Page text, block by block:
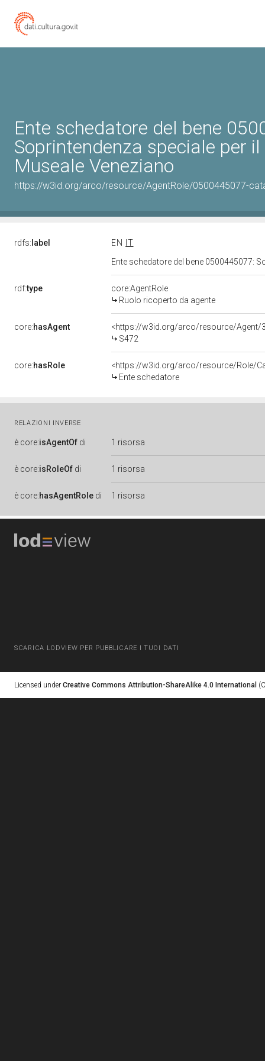
Ente schedatore del bene
Soprintendenza speciale per il
Museale Veneziano
https://w3id.org/arco/resource/AgentRole/0500445077-
rdfs: label EN
IT
Ente schedatore del bene 0500445077:
rdf:type
core:AgentRole
Ruolo ricoperto da agente
core:hasAgent
<https://w3id.org/arco/resource/Agent/
S472
core:hasRole
<https://w3id.org/arco/resource/Role/
Ente schedatore
RELAZIONI INVERSE
è core:isAgentOf di 1 risorsa
è core:isRoleOf di 1 risorsa
è core:hasAgentRole di 1 risorsa
SCARICA LODVIEW PER PUBBLICARE I TUOI DATI
Licensed under Creative Commons Attribution-ShareAlike 4.0 International